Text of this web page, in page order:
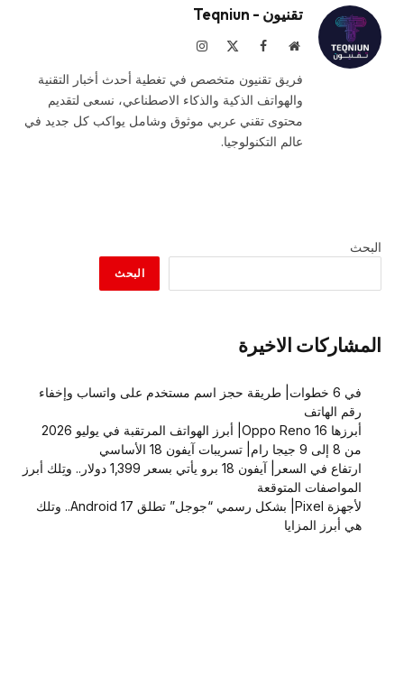
تقنيون - Teqniun
موقعفيسبوك الانستغرام
فريق تقنيون متخصص في تغطية أحدث أخبار التقنية
والهواتف الذكية والذكاء الاصطناعي، نسعى لتقديم
محتوى تقني عربي موثوق وشامل يواكب كل جديد في
عالم التكنولوجيا.
البحث
البحث
المشاركات الاخيرة
في 6 خطوات| طريقة حجز اسم مستخدم على واتساب وإخفاء
رقم الهاتف
أبرزها Oppo Reno 16| أبرز الهواتف المرتقبة في يوليو 2026
من 8 إلى 9 جيجا رام| تسريبات آيفون 18 الأساسي
ارتفاع في السعر| آيفون 18 برو يأتي بسعر 1,399 دولار.. وتِلك أبرز
المواصفات المتوقعة
لأجهزة Pixel| بشكل رسمي “جوجل” تطلق Android 17.. وتلك
هي أبرز المزايا